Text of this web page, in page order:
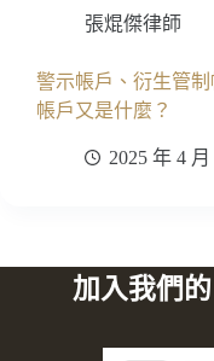
張焜傑律師
警示帳戶、衍生管
帳戶又是什麼？
2025 年 4 月
加入我們